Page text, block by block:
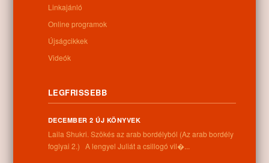
Információk
Linkajánló
Online programok
Újságcikkek
Videók
LEGFRISSEBB
DECEMBER 2 ÚJ KÖNYVEK
Laila Shukri. Szökés ​az arab bordélyból (Az arab bordély
foglyai 2.) A lengyel Juliát a csillogó vil�...